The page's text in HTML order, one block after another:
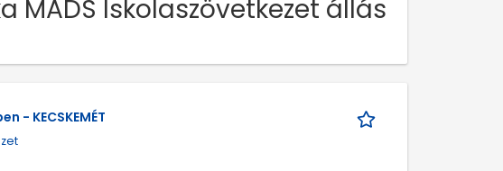
MADS Iskolaszövetkezet állás
- KECSKEMÉT